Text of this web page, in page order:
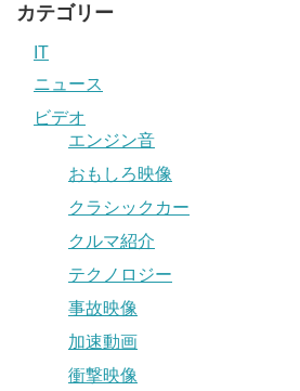
パトカー＆覆面
カテゴリー
IT
ニュース
ビデオ
エンジン音
おもしろ映像
クラシックカー
クルマ紹介
テクノロジー
事故映像
加速動画
衝撃映像